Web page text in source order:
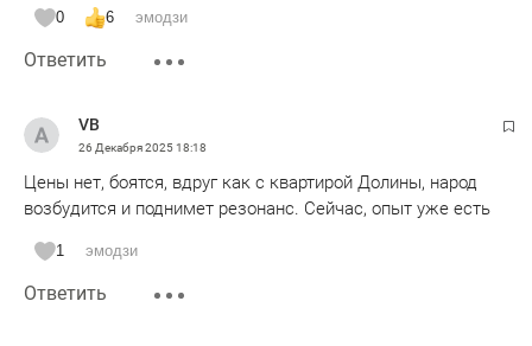
0 6 эмодзи
Ответить
VB
26 Декабря 202518:18
Цены нет, боятся, вдруг как с квартирой Долины, народ
возбудится и поднимет резонанс. Сейчас, опыт уже есть
1 эмодзи
Ответить